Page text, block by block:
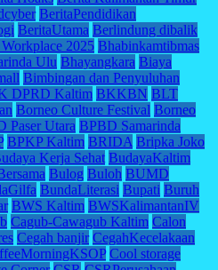
BeritaPendidikan
BeritaUtama Berlindung dibalik
2025 Bhabinkamtibmas
Ulu Bhayangkara Biaya
Bimbingan dan Penyuluhan
DPRD Kaltim BKKBN BLT
Borneo Culture Festival Borneo
Paser Utara BPBD Samarinda
BPKP Kaltim BRIDA Bripka Joko
Kerja Sehat BudayaKaltim
Bulog Buloh BUMD
BundaLiterasi Bupati Buruh
BWS Kaltim BWSKalimantanIV
Cagub-Cawagub Kaltim Calon
Cegah banjir CegahKecelakaan
Cool storage